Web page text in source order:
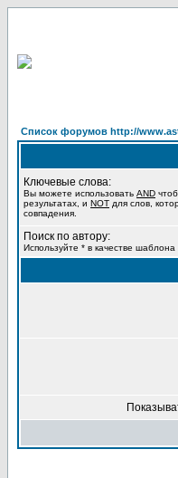
Список форумов http://
Ключевые слова:
Вы можете использовать AND
результатах, и NOT для слов,
совпадения.
Поиск по автору:
Используйте * в качестве шаблона